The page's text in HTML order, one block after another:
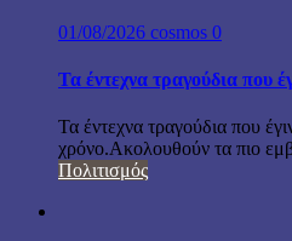
01/08/2026 cosmos 0
Τα έντεχνα τραγούδια που
Τα έντεχνα τραγούδια που
χρόνο.Ακολουθούν τα πιο
Πολιτισμός